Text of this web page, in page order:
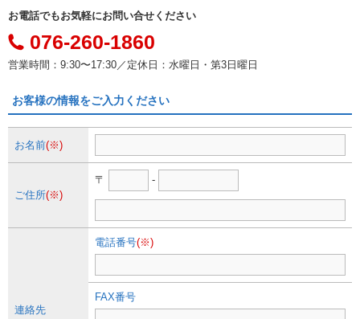
お電話でもお気軽にお問い合せください
076-260-1860
営業時間：9:30〜17:30／定休日：水曜日・第3日曜日
お客様の情報をご入力ください
お名前(※)
ご住所(※)
〒 -
連絡先
電話番号(※)
FAX番号